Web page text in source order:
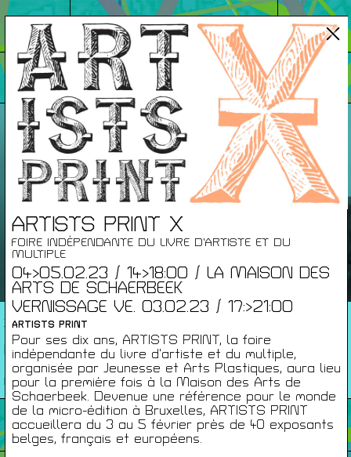
ARTISTS PRINT X
FOIRE INDÉPENDANTE DU LIVRE D’ARTISTE ET DU
MULTIPLE
04>05.02.23 / 14>18:00 / LA MAISON DES
ARTS DE SCHAERBEEK
VERNISSAGE VE. 03.02.23 / 17:>21:00
ARTISTS PRINT
Pour ses dix ans, ARTISTS PRINT, la foire
indépendante du livre d’artiste et du multiple,
organisée par Jeunesse et Arts Plastiques, aura lieu
pour la première fois à la Maison des Arts de
Schaerbeek. Devenue une référence pour le monde
de la micro-édition à Bruxelles, ARTISTS PRINT
accueillera du 3 au 5 février près de 40 exposants
belges, français et européens.
JAP / Films / Rencontres
Prochainement
JAP #NOUVELLE DIRECTION
THIBAUT BLONDIAU
MA. 01.09.26 / 12:00 / NOUVELLE SAISON
26/27
RENCONTRES
Agenda